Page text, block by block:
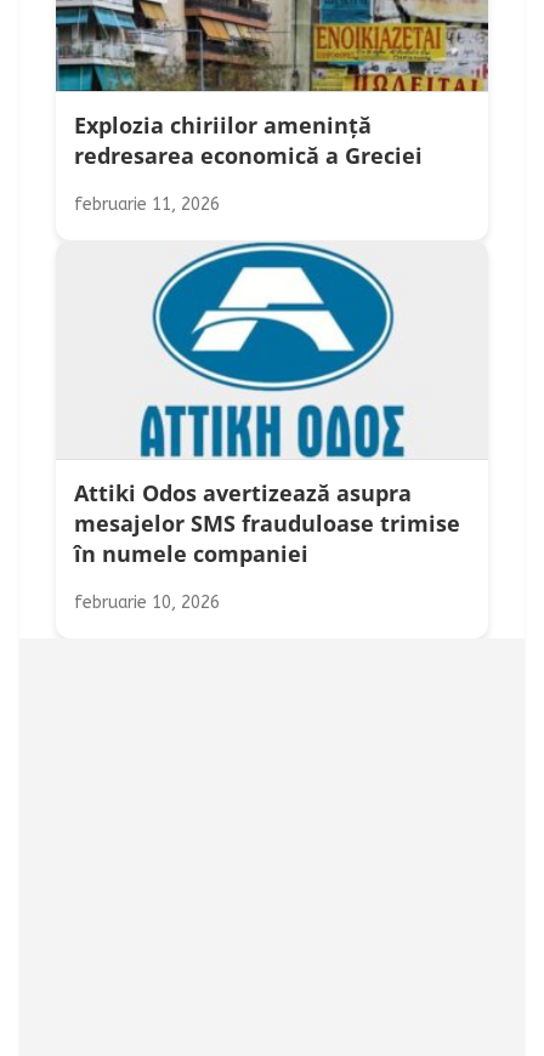
Explozia chiriilor amenință
redresarea economică a Greciei
februarie 11, 2026
Attiki Odos avertizează asupra
mesajelor SMS frauduloase trimise
în numele companiei
februarie 10, 2026